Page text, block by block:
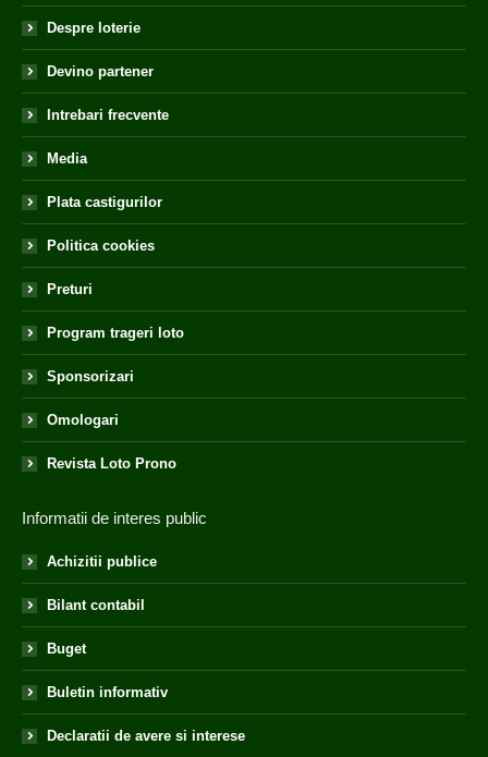
Despre loterie
Devino partener
Intrebari frecvente
Media
Plata castigurilor
Politica cookies
Preturi
Program trageri loto
Sponsorizari
Omologari
Revista Loto Prono
Informatii de interes public
Achizitii publice
Bilant contabil
Buget
Buletin informativ
Declaratii de avere si interese